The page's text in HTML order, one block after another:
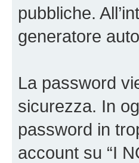
pubbliche.
generatore
La password
sicurezza. In
password in
account su “I